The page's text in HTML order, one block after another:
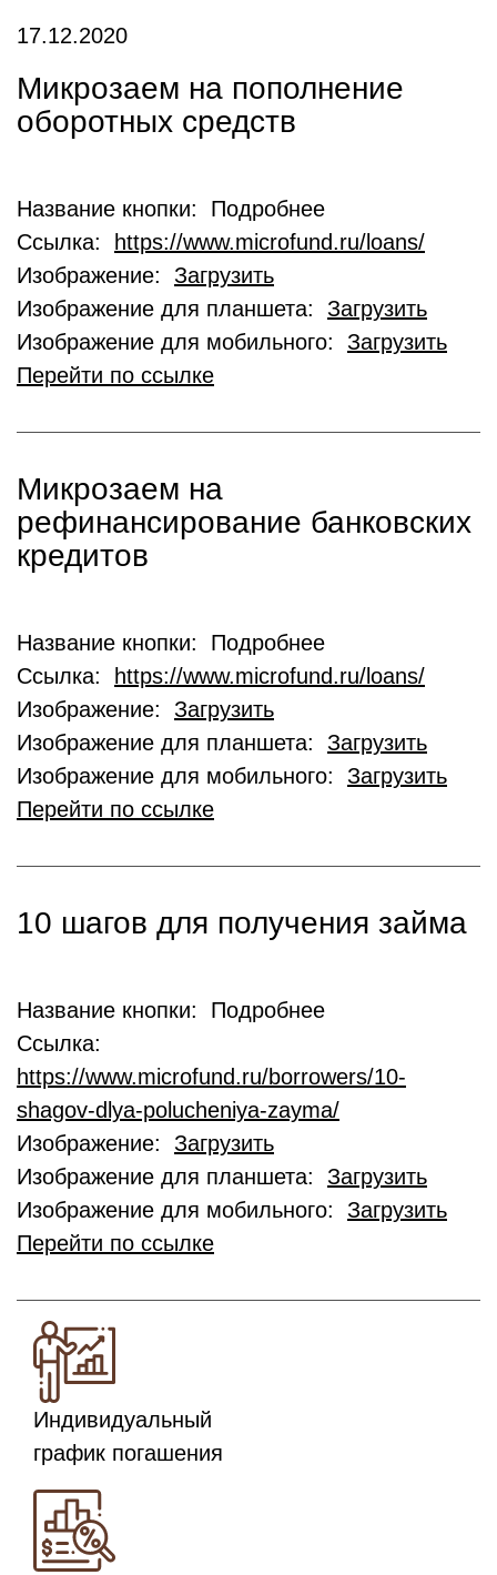
17.12.2020
Микрозаем на пополнение
оборотных средств
Название кнопки: Подробнее
Ссылка:
https://www.microfund.ru/loans/
Изображение: Загрузить
Изображение для планшета: Загрузить
Изображение для мобильного: Загрузить
Перейти по ссылке
Микрозаем на
рефинансирование банковских
кредитов
Название кнопки: Подробнее
Ссылка:
https://www.microfund.ru/loans/
Изображение: Загрузить
Изображение для планшета: Загрузить
Изображение для мобильного: Загрузить
Перейти по ссылке
10 шагов для получения займа
Название кнопки: Подробнее
Ссылка:
https://www.microfund.ru/borrowers/10-
shagov-dlya-polucheniya-zayma/
Изображение: Загрузить
Изображение для планшета: Загрузить
Изображение для мобильного: Загрузить
Перейти по ссылке
Индивидуальный
график погашения